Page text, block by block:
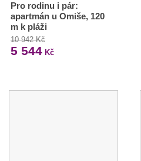
Pro rodinu i pár:
apartmán u Omiše, 120
m k pláži
10 942 Kč
5 544 Kč